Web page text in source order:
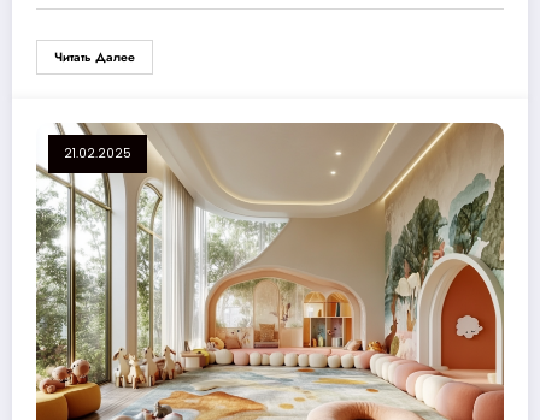
Читать Далее
21.02.2025